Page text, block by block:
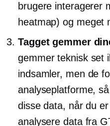
brugere interagerer
heatmap) og meget
Tagget gemmer
gemmer teknisk set
indsamler, men de
analyseplatforme,
disse data, når du
analysere data fra